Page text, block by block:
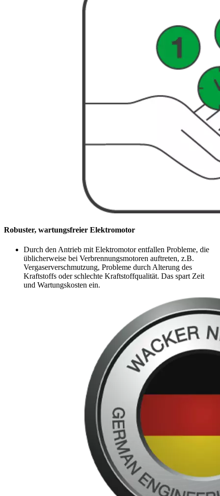
Robuster, wartungsfreier Elektromotor
Durch den Antrieb mit Elektromotor entfallen Probleme, die
üblicherweise bei Verbrennungsmotoren auftreten, z.B.
Vergaserverschmutzung, Probleme durch Alterung des
Kraftstoffs oder schlechte Kraftstoffqualität. Das spart Zeit
und Wartungskosten ein.